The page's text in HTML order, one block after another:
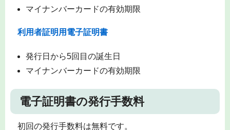
マイナンバーカードの有効期限
利用者証明用電子証明書
発行日から5回目の誕生日
マイナンバーカードの有効期限
電子証明書の発行手数料
初回の発行手数料は無料です。